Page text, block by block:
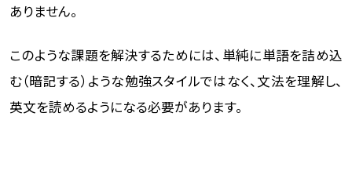
ありません。
このような課題を解決するためには、単純に単語を詰め込
む（暗記する）ような勉強スタイルではなく、文法を理解し、
英文を読めるようになる必要があります。